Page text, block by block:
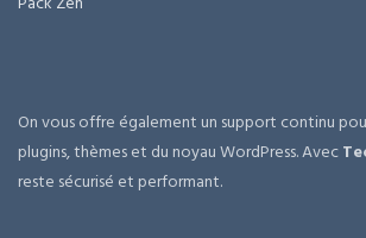
On vous offre également un support continu
plugins, thèmes et du noyau WordPress. Avec
reste sécurisé et performant.